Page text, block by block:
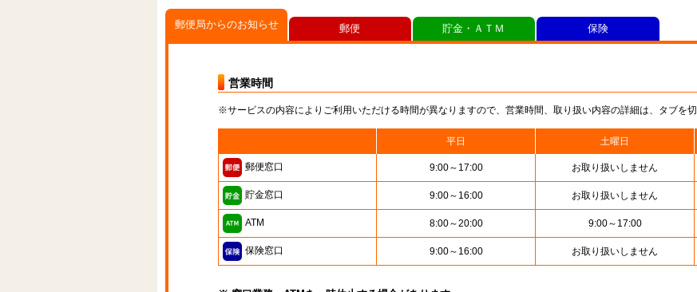
郵便局からのお知らせ
営業時間
※サービスの内容によりご利用いただける時間が異なりますので、営業時間、取り扱い内容の詳細は、タブを切
平日 土曜日
郵便窓口 9:00～17:00 お取り扱いしません
貯金窓口 9:00～16:00 お取り扱いしません
ATM 8:00～20:00 9:00～17:00
保険窓口 9:00～16:00 お取り扱いしません
郵便 貯金・ＡＴＭ 保険